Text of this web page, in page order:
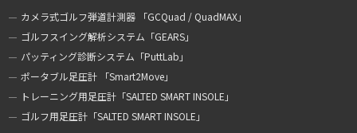
カメラ式ゴルフ弾道計測器 「GCQuad / QuadMAX」
ゴルフスイング解析システム「GEARS」
パッティング診断システム「PuttLab」
ポータブル足圧計 「Smart2Move」
トレーニング用足圧計「SALTED SMART INSOLE」
ゴルフ用足圧計「SALTED SMART INSOLE」